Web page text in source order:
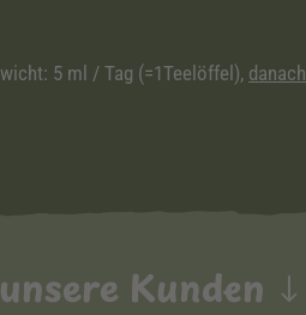
5 ml / Tag (=1Teelöffel), danach
Kunden